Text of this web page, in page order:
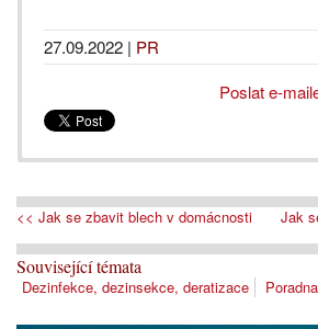
27.09.2022 | PR
Poslat e-
<< Jak se zbavit blech v domácnosti Jak
Související témata
Dezinfekce, dezinsekce, deratizace Poradna